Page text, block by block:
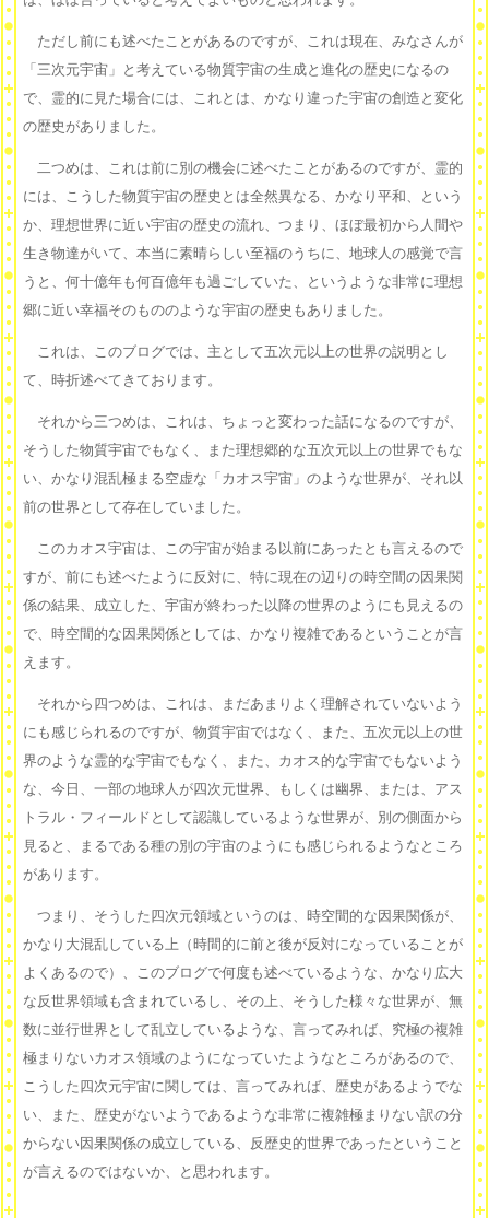
ただし前にも述べたことがあるのですが、これは現在、みなさんが
「三次元宇宙」と考えている物質宇宙の生成と進化の歴史になるの
で、霊的に見た場合には、これとは、かなり違った宇宙の創造と変化
の歴史がありました。
二つめは、これは前に別の機会に述べたことがあるのですが、霊的
には、こうした物質宇宙の歴史とは全然異なる、かなり平和、という
か、理想世界に近い宇宙の歴史の流れ、つまり、ほぼ最初から人間や
生き物達がいて、本当に素晴らしい至福のうちに、地球人の感覚で言
うと、何十億年も何百億年も過ごしていた、というような非常に理想
郷に近い幸福そのもののような宇宙の歴史もありました。
これは、このブログでは、主として五次元以上の世界の説明とし
て、時折述べてきております。
それから三つめは、これは、ちょっと変わった話になるのですが、
そうした物質宇宙でもなく、また理想郷的な五次元以上の世界でもな
い、かなり混乱極まる空虚な「カオス宇宙」のような世界が、それ以
前の世界として存在していました。
このカオス宇宙は、この宇宙が始まる以前にあったとも言えるので
すが、前にも述べたように反対に、特に現在の辺りの時空間の因果関
係の結果、成立した、宇宙が終わった以降の世界のようにも見えるの
で、時空間的な因果関係としては、かなり複雑であるということが言
えます。
それから四つめは、これは、まだあまりよく理解されていないよう
にも感じられるのですが、物質宇宙ではなく、また、五次元以上の世
界のような霊的な宇宙でもなく、また、カオス的な宇宙でもないよう
な、今日、一部の地球人が四次元世界、もしくは幽界、または、アス
トラル・フィールドとして認識しているような世界が、別の側面から
見ると、まるである種の別の宇宙のようにも感じられるようなところ
があります。
つまり、そうした四次元領域というのは、時空間的な因果関係が、
かなり大混乱している上（時間的に前と後が反対になっていることが
よくあるので）、このブログで何度も述べているような、かなり広大
な反世界領域も含まれているし、その上、そうした様々な世界が、無
数に並行世界として乱立しているような、言ってみれば、究極の複雑
極まりないカオス領域のようになっていたようなところがあるので、
こうした四次元宇宙に関しては、言ってみれば、歴史があるようでな
い、また、歴史がないようであるような非常に複雑極まりない訳の分
からない因果関係の成立している、反歴史的世界であったということ
が言えるのではないか、と思われます。